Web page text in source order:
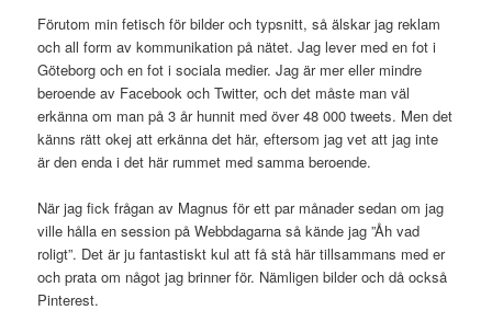
Förutom min fetisch för bilder och typsnitt, så älskar jag reklam
och all form av kommunikation på nätet. Jag lever med en fot i
Göteborg och en fot i sociala medier. Jag är mer eller mindre
beroende av Facebook och Twitter, och det måste man väl
erkänna om man på 3 år hunnit med över 48 000 tweets. Men det
känns rätt okej att erkänna det här, eftersom jag vet att jag inte
är den enda i det här rummet med samma beroende.
När jag fick frågan av Magnus för ett par månader sedan om jag
ville hålla en session på Webbdagarna så kände jag ”Åh vad
roligt”. Det är ju fantastiskt kul att få stå här tillsammans med er
och prata om något jag brinner för. Nämligen bilder och då också
Pinterest.